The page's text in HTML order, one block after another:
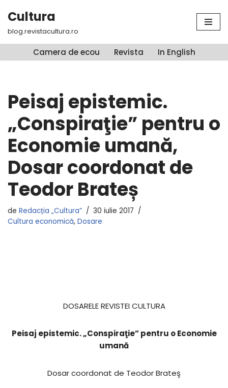
Sari
conținut
Cultura
blog.revistacultura.ro
Camera de ecou Revista In English
Peisaj epistemic.
„Conspiraţie” pentru o
Economie umană,
Dosar coordonat de
Teodor Brateș
de Redacția „Cultura”
30 iulie 2017
Cultura economică, Dosare
DOSARELE REVISTEI CULTURA
Peisaj epistemic. „Conspiraţie” pentru o Economie
umană
Dosar coordonat de Teodor Brateş